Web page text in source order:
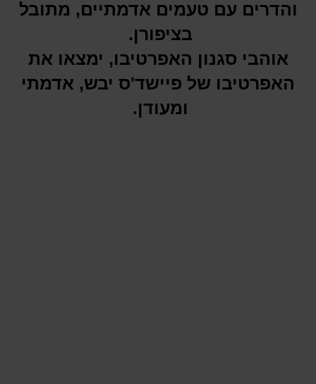
והדרים עם טעמים אדמתיים, מתובל
בציפורן.
אוהבי סגנון האפרטיבו, ימצאו את
האפרטיבו של פיישד'ס יבש, אדמתי
ומעודן.